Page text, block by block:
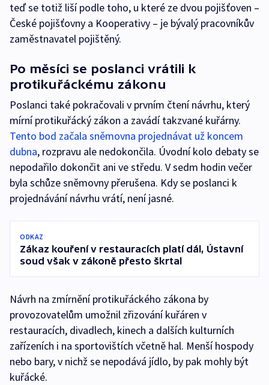
teď se totiž liší podle toho, u které ze dvou pojišťoven –
České pojišťovny a Kooperativy – je bývalý pracovníkův
zaměstnavatel pojištěný.
Po měsíci se poslanci vrátili k
protikuřáckému zákonu
Poslanci také pokračovali v prvním čtení návrhu, který
mírní protikuřácký zákon a zavádí takzvané kuřárny.
Tento bod začala sněmovna projednávat už koncem
dubna, rozpravu ale nedokončila. Úvodní kolo debaty se
nepodařilo dokončit ani ve středu. V sedm hodin večer
byla schůze sněmovny přerušena. Kdy se poslanci k
projednávání návrhu vrátí, není jasné.
ODKAZ
Zákaz kouření v restauracích platí dál, Ústavní
soud však v zákoně přesto škrtal
Návrh na zmírnění protikuřáckého zákona by
provozovatelům umožnil zřizování kuřáren v
restauracích, divadlech, kinech a dalších kulturních
zařízeních i na sportovištích včetně hal. Menší hospody
nebo bary, v nichž se nepodává jídlo, by pak mohly být
kuřácké.